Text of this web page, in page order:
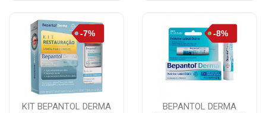
KIT BEPANTOL DERMA
BEPANTOL DERMA